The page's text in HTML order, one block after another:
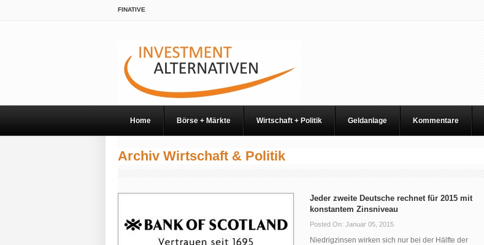
FINATIVE
Home Börse + Märkte Wirtschaft + Politik Geldanlage Kommentare
Archiv Wirtschaft & Politik
Jeder zweite Deutsche rechnet für 2015 mit
konstantem Zinsniveau
Posted On: Januar 05, 2015
Niedrigzinsen wirken sich nur bei der Hälfte der